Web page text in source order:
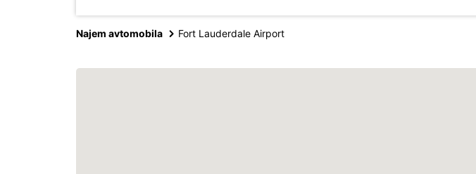
Najem avtomobila Fort Lauderdale Airport